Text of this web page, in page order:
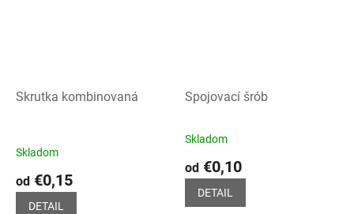
Skrutka kombinovaná
Skladom
od €0,15
DETAIL
Spojovací šrób
Priemerné
produktu
5,0
Skladom
od €0,10
DETAIL